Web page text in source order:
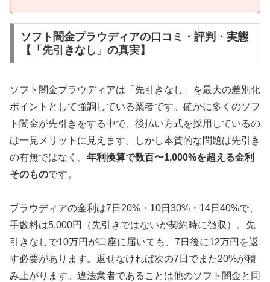
ソフト闇金プラウディアの口コミ・評判・実態
【「先引きなし」の真実】
ソフト闇金プラウディアは「先引きなし」を最大の差別化
ポイントとして強調している業者です。確かに多くのソフ
ト闇金が先引きをする中で、後払い方式を採用しているの
は一見メリットに見えます。しかし本質的な問題は先引き
の有無ではなく、 年利換算で数百〜1,000%を超える金利
そのものです。
プラウディアの金利は7日20%・10日30%・14日40%で、
手数料は5,000円（先引きではないが契約時に徴収）。先
引きなしで10万円が口座に届いても、7日後に12万円を返
す必要があります。返せなければ次の7日でまた20%が積
み上がります。違法業者であることは他のソフト闇金と同